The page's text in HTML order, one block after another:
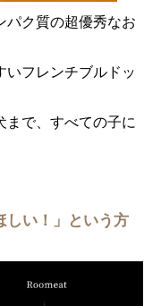
パク質の超優秀なお
いフレンチブルドッ
まで、すべての子に
い！」という方